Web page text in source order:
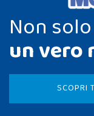
Non
un vero
SCOPRI